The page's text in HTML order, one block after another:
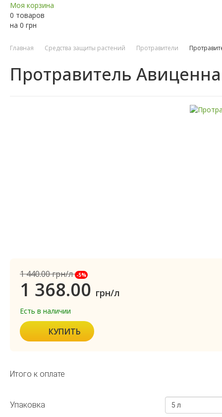
Моя корзина
0 товаров
на 0 грн
Главная Средства защиты растений Протравители
Протравитель Авиценна
1 440.00грн/л -5%
1 368.00 грн/л
Есть в наличии
КУПИТЬ
Итого к оплате
Упаковка 5 л